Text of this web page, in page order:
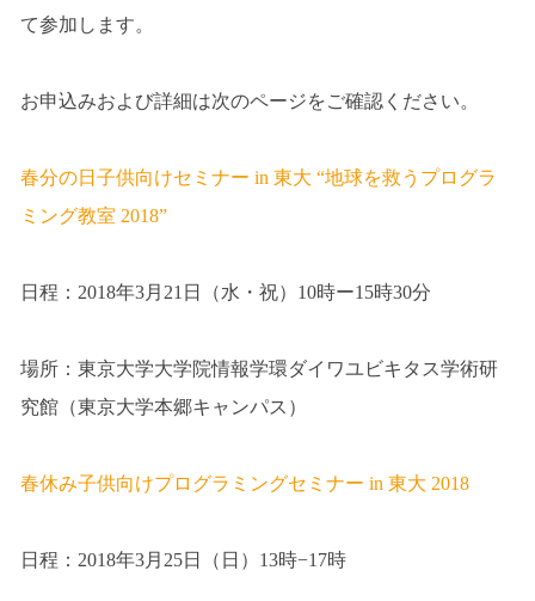
て参加します。
お申込みおよび詳細は次のページをご確認ください。
春分の日子供向けセミナー in 東大 “地球を救うプログラ
ミング教室 2018”
日程：2018年3月21日（水・祝）10時ー15時30分
場所：東京大学大学院情報学環ダイワユビキタス学術研
究館（東京大学本郷キャンパス）
春休み子供向けプログラミングセミナー in 東大 2018
日程：2018年3月25日（日）13時−17時